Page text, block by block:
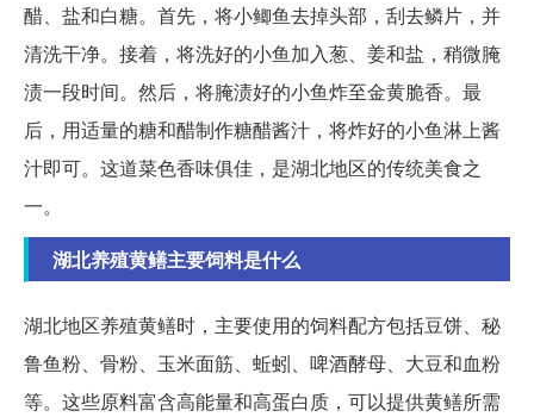
醋、盐和白糖。首先，将小鲫鱼去掉头部，刮去鳞片，并
清洗干净。接着，将洗好的小鱼加入葱、姜和盐，稍微腌
渍一段时间。然后，将腌渍好的小鱼炸至金黄脆香。最
后，用适量的糖和醋制作糖醋酱汁，将炸好的小鱼淋上酱
汁即可。这道菜色香味俱佳，是湖北地区的传统美食之
一。
湖北养殖黄鳝主要饲料是什么
湖北地区养殖黄鳝时，主要使用的饲料配方包括豆饼、秘
鲁鱼粉、骨粉、玉米面筋、蚯蚓、啤酒酵母、大豆和血粉
等。这些原料富含高能量和高蛋白质，可以提供黄鳝所需